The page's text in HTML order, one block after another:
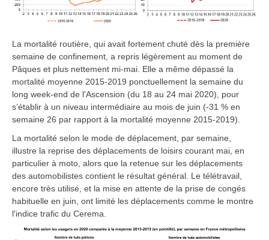
La mortalité routière, qui avait fortement chuté dès la première
semaine de confinement, a repris légèrement au moment de
Pâques et plus nettement mi-mai. Elle a même dépassé la
mortalité moyenne 2015-2019 ponctuellement la semaine du
long week-end de l'Ascension (du 18 au 24 mai 2020), pour
s’établir à un niveau intermédiaire au mois de juin (-31 % en
semaine 26 par rapport à la mortalité moyenne 2015-2019).
La mortalité selon le mode de déplacement, par semaine,
illustre la reprise des déplacements de loisirs courant mai, en
particulier à moto, alors que la retenue sur les déplacements
des automobilistes contient le résultat général. Le télétravail,
encore très utilisé, et la mise en attente de la prise de congés
habituelle en juin, ont limité les déplacements comme le montre
l'indice trafic du Cerema.